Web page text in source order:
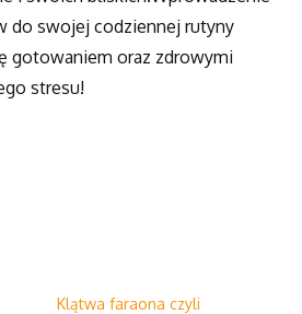
do swojej codziennej rutyny
gotowaniem oraz zdrowymi
stresu!
Klątwa faraona czyli